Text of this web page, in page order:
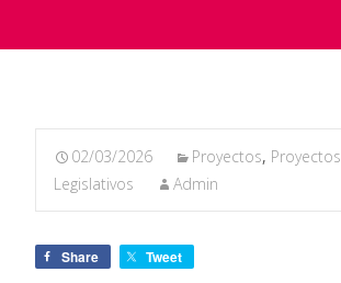
02/03/2026 Proyectos, Proyectos
Legislativos
Admin
Share Tweet